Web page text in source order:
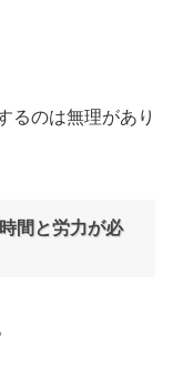
るのは無理があり
間と労力が必